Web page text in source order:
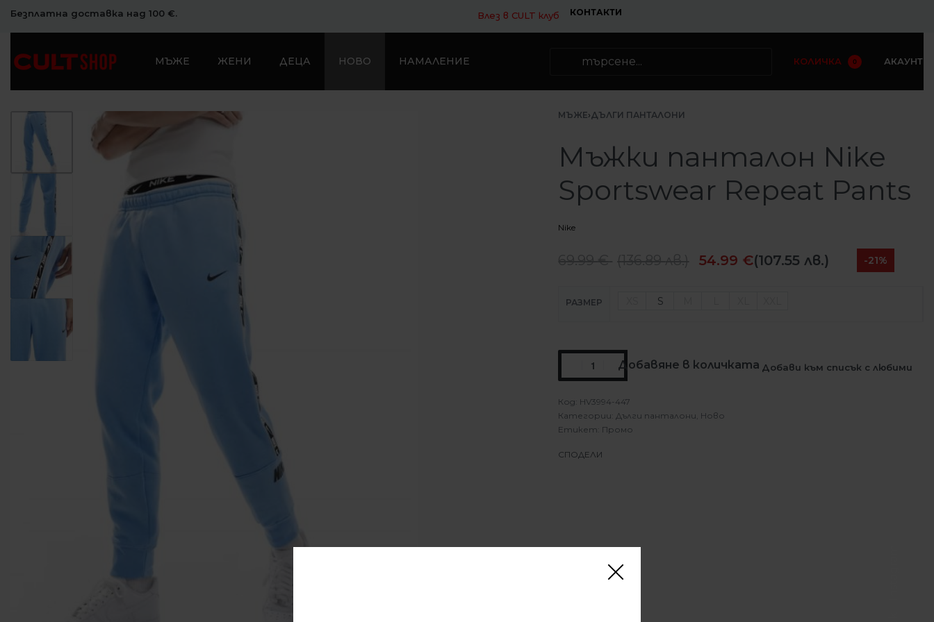
Безплатна доставка над 100 €. Влез в CULT клуб КОНТАКТИ
МЪЖЕ ЖЕНИ ДЕЦА НОВО НАМАЛЕНИЕ КОЛИЧКА 0 АКАУНТ
МЪЖЕ›ДЪЛГИ ПАНТАЛОНИ
Мъжки панталон Nike
Sportswear Repeat Pants
Nike
54.99 €(107.55 лв.) -21%
РАЗМЕР S
Добавяне в количката Добави към списък с любими
HV3994-447
Категории: Дълги панталони Ново
Етикет: Промо
СПОДЕЛИ